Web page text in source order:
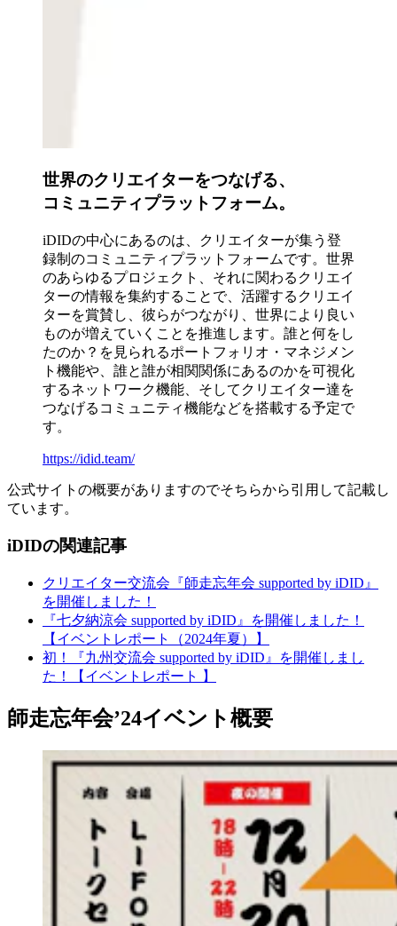
世界のクリエイターをつなげる、
コミュニティプラットフォーム。
iDIDの中心にあるのは、クリエイターが集う登
録制のコミュニティプラットフォームです。世界
のあらゆるプロジェクト、それに関わるクリエイ
ターの情報を集約することで、活躍するクリエイ
ターを賞賛し、彼らがつながり、世界により良い
ものが増えていくことを推進します。誰と何をし
たのか？を見られるポートフォリオ・マネジメン
ト機能や、誰と誰が相関関係にあるのかを可視化
するネットワーク機能、そしてクリエイター達を
つなげるコミュニティ機能などを搭載する予定で
す。
https://idid.team/
公式サイトの概要がありますのでそちらから引用して記載し
ています。
iDIDの関連記事
クリエイター交流会『師走忘年会 supported by iDID』
を開催しました！
『七夕納涼会 supported by iDID』を開催しました！
【イベントレポート（2024年夏）】
初！『九州交流会 supported by iDID』を開催しまし
た！【イベントレポート 】
師走忘年会’24イベント概要